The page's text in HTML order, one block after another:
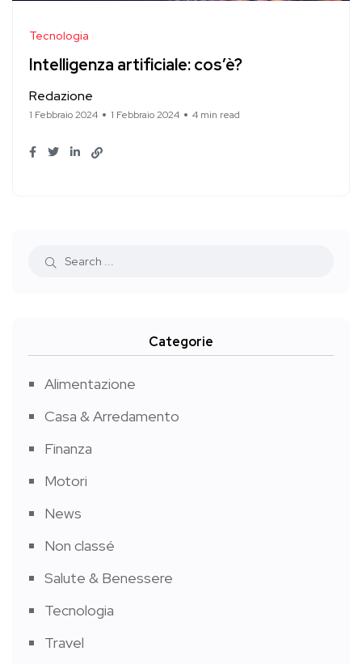
Tecnologia
Intelligenza artificiale: cos’è?
Redazione
1 Febbraio 2024 1 Febbraio 2024 4 min read
Categorie
Alimentazione
Casa & Arredamento
Finanza
Motori
News
Non classé
Salute & Benessere
Tecnologia
Travel